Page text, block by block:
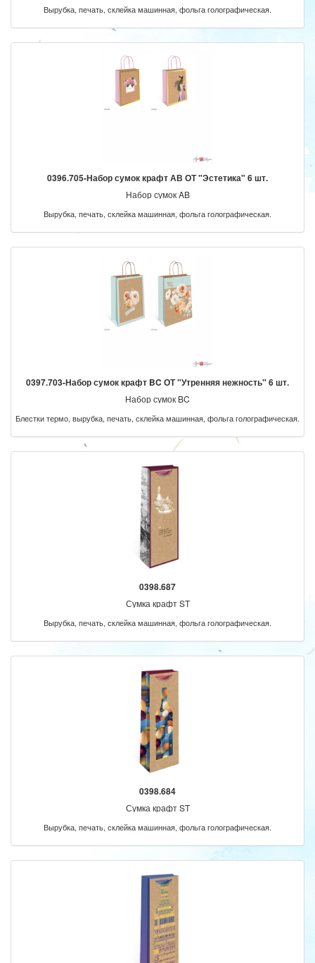
Вырубка, печать, склейка машинная, фольга голографическая.
0396.705-Набор сумок крафт АВ ОТ "Эстетика" 6 шт.
Набор сумок AB
Вырубка, печать, склейка машинная, фольга голографическая.
0397.703-Набор сумок крафт BC ОТ "Утренняя нежность" 6 шт.
Набор сумок BC
Блестки термо, вырубка, печать, склейка машинная, фольга голографическая.
0398.687
Сумка крафт ST
Вырубка, печать, склейка машинная, фольга голографическая.
0398.684
Сумка крафт ST
Вырубка, печать, склейка машинная, фольга голографическая.